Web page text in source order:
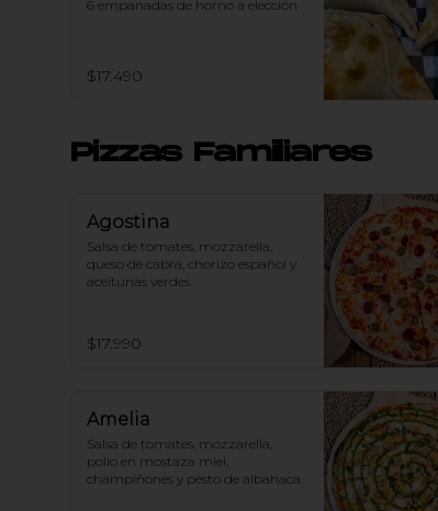
6 empanadas de horno a elección
$17.490
Pizzas Familiares
Agostina
Salsa de tomates, mozzarella,
queso de cabra, chorizo español y
aceitunas verdes.
$17.990
Amelia
Salsa de tomates, mozzarella,
pollo en mostaza miel,
champiñones y pesto de albahaca.